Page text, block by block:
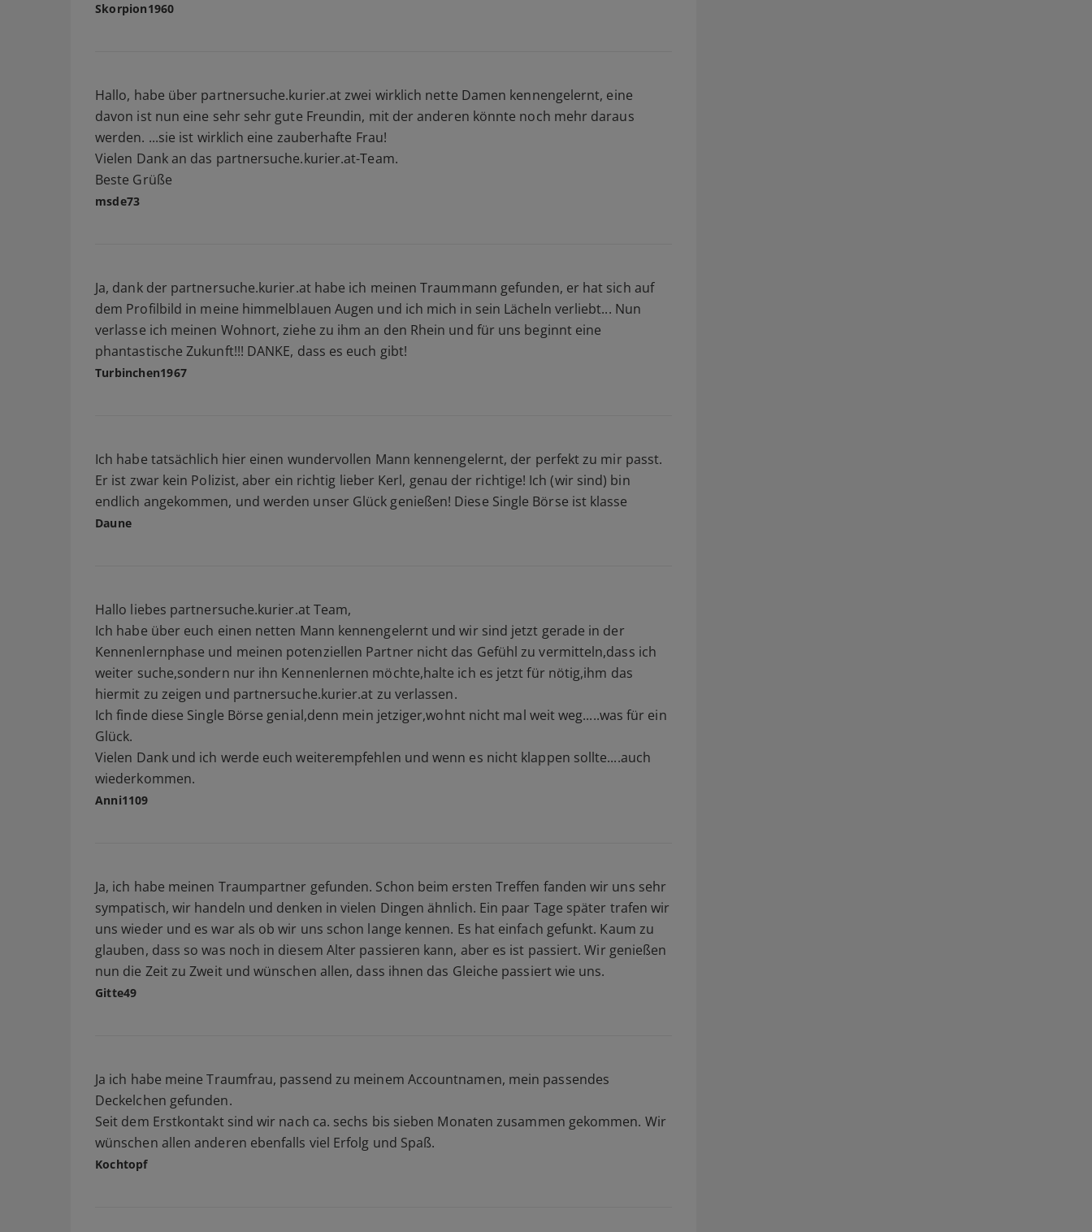
Skorpion1960
Hallo, habe über partnersuche.kurier.at zwei wirklich nette Damen kennengelernt, eine
davon ist nun eine sehr sehr gute Freundin, mit der anderen könnte noch mehr daraus
werden. ...sie ist wirklich eine zauberhafte Frau!
Vielen Dank an das partnersuche.kurier.at-Team.
Beste Grüße
msde73
Ja, dank der partnersuche.kurier.at habe ich meinen Traummann gefunden, er hat sich auf
dem Profilbild in meine himmelblauen Augen und ich mich in sein Lächeln verliebt... Nun
verlasse ich meinen Wohnort, ziehe zu ihm an den Rhein und für uns beginnt eine
phantastische Zukunft!!! DANKE, dass es euch gibt!
Turbinchen1967
Ich habe tatsächlich hier einen wundervollen Mann kennengelernt, der perfekt zu mir passt.
Er ist zwar kein Polizist, aber ein richtig lieber Kerl, genau der richtige! Ich (wir sind) bin
endlich angekommen, und werden unser Glück genießen! Diese Single Börse ist klasse
Daune
Hallo liebes partnersuche.kurier.at Team,
Ich habe über euch einen netten Mann kennengelernt und wir sind jetzt gerade in der
Kennenlernphase und meinen potenziellen Partner nicht das Gefühl zu vermitteln,dass ich
weiter suche,sondern nur ihn Kennenlernen möchte,halte ich es jetzt für nötig,ihm das
hiermit zu zeigen und partnersuche.kurier.at zu verlassen.
Ich finde diese Single Börse genial,denn mein jetziger,wohnt nicht mal weit weg.....was für ein
Glück.
Vielen Dank und ich werde euch weiterempfehlen und wenn es nicht klappen sollte....auch
wiederkommen.
Anni1109
Ja, ich habe meinen Traumpartner gefunden. Schon beim ersten Treffen fanden wir uns sehr
sympatisch, wir handeln und denken in vielen Dingen ähnlich. Ein paar Tage später trafen wir
uns wieder und es war als ob wir uns schon lange kennen. Es hat einfach gefunkt. Kaum zu
glauben, dass so was noch in diesem Alter passieren kann, aber es ist passiert. Wir genießen
nun die Zeit zu Zweit und wünschen allen, dass ihnen das Gleiche passiert wie uns.
Gitte49
Ja ich habe meine Traumfrau, passend zu meinem Accountnamen, mein passendes
Deckelchen gefunden.
Seit dem Erstkontakt sind wir nach ca. sechs bis sieben Monaten zusammen gekommen. Wir
wünschen allen anderen ebenfalls viel Erfolg und Spaß.
Kochtopf